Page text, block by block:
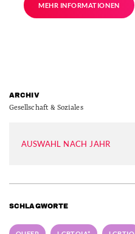
MEHR INFORMATIONEN
ARCHIV
Gesellschaft & Soziales
AUSWAHL NACH JAHR
SCHLAGWORTE